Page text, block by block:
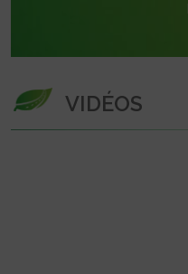
VIDÉOS